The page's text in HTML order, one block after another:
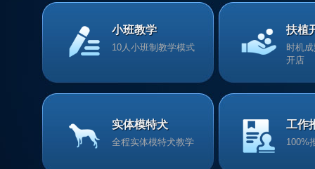
小班教学
10人小班制教学模式
扶植
时机
开店
实体模特犬
全程实体模特犬教学
工作
100%